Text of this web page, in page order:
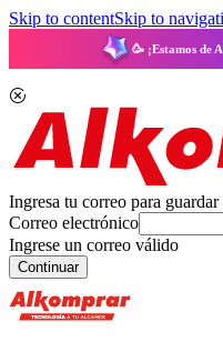
Skip to contentSkip to
🥳 ¡Estamos de
Ingresa tu correo para
Correo electrónico
Ingrese un correo válido
Continuar